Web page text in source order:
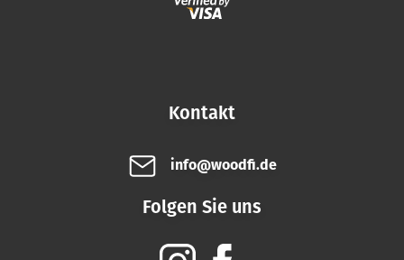
Kontakt
info@woodfi.de
Folgen Sie uns